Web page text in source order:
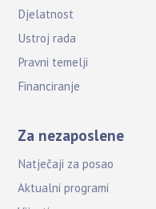
Djelatnost
Ustroj rada
Pravni temelji
Financiranje
Za nezaposlene
Natječaji za posao
Aktualni programi